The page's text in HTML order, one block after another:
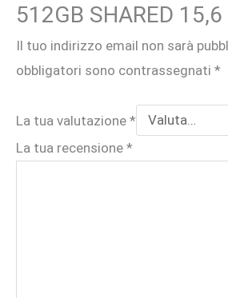
512GB SHARED 15,6
Il tuo indirizzo email non sarà
obbligatori sono contrassegnati *
La tua valutazione *
La tua recensione *